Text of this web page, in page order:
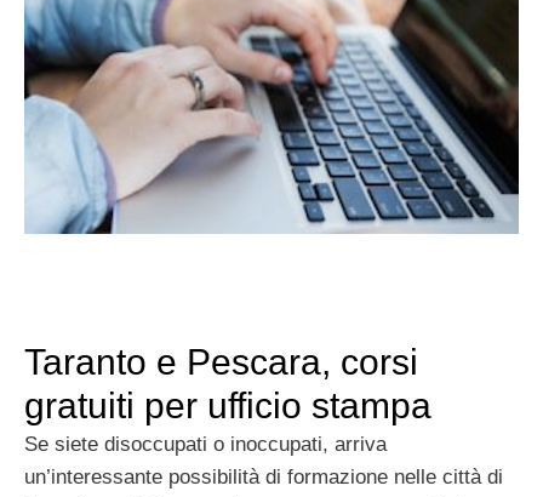
Taranto e Pescara, corsi
gratuiti per ufficio stampa
Se siete disoccupati o inoccupati, arriva
un’interessante possibilità di formazione nelle città di